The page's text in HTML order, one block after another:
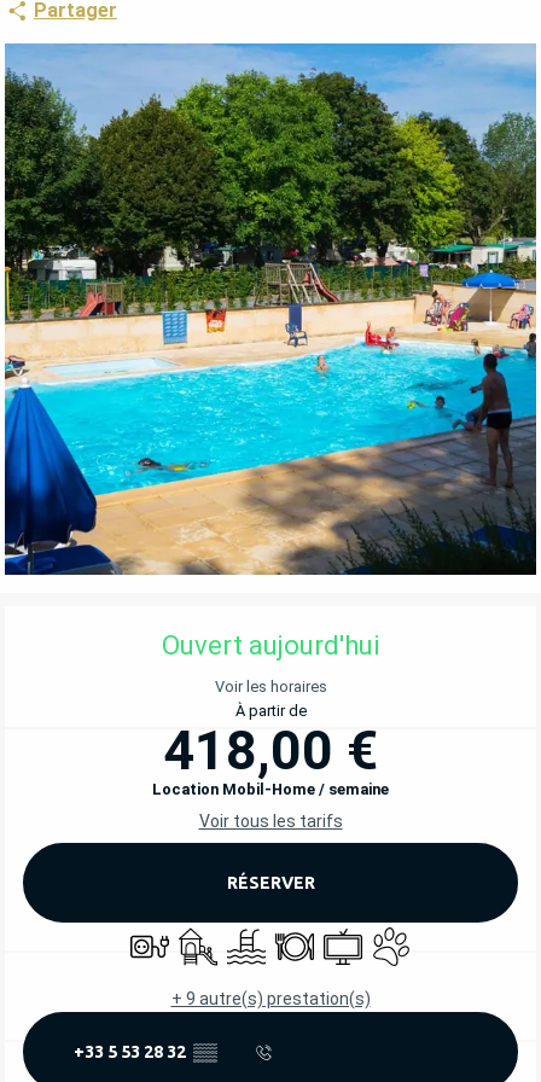
Partager
OUVERTURE ET COORDONNÉES
Ouvert aujourd'hui
Voir les horaires
À partir de
418,00 €
Location Mobil-Home / semaine
Voir tous les tarifs
RÉSERVER
Branchements électriques
Jeux pour enfants / Espace jeux
PiscineRestaurantTélévisionAnimaux acceptés
+ 9 autre(s) prestation(s)
+33 5 53 28 32 ▒▒